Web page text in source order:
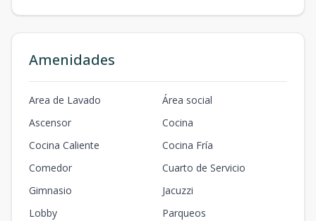
Amenidades
Area de Lavado
Área social
Ascensor
Cocina
Cocina Caliente
Cocina Fría
Comedor
Cuarto de Servicio
Gimnasio
Jacuzzi
Lobby
Parqueos